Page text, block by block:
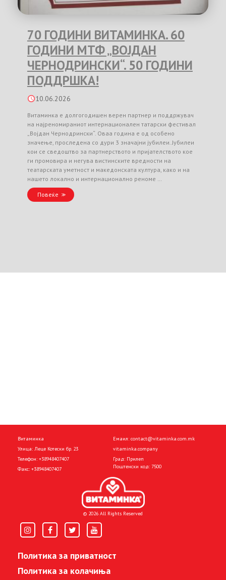
70 ГОДИНИ ВИТАМИНКА. 60
ГОДИНИ МТФ „ВОЈДАН
ЧЕРНОДРИНСКИ“. 50 ГОДИНИ
ПОДДРШКА!
10.06.2026
Витаминка е долгогодишен верен партнер и поддржувач
на најреномираниот интернационален татарски фестивал
„Војдан Чернодрински“. Оваа година е од особено
значење, проследена со дури 3 значајни јубилеи. Јубилеи
кои се сведоштво за партнерството и пријателството кое
ги промовира и негува вистинските вредности на
театарската уметност и македонската култура, како и на
нашето локално и интернационално реноме …
Повеќе
Витаминка
Улица: Леце Котески бр. 23
Телефон: +38948407407
Факс: +38948407407
Емаил: contact@vitaminka.com.mk
vitaminka.company
Град: Прилеп
Поштенски код: 7500
© 2026 All Rights Reserved
Политика за приватност
Политика за колачиња